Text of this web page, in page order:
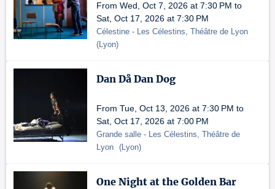
From Wed, Oct 7, 2026 at 7:30 PM to
Sat, Oct 17, 2026 at 7:30 PM
Célestine - Les Célestins, Théâtre de Lyon
(Lyon)
Dan Då Dan Dog
From Tue, Oct 13, 2026 at 7:30 PM to
Sat, Oct 17, 2026 at 7:00 PM
Grande salle - Les Célestins, Théâtre de
Lyon (Lyon)
One Night at the Golden Bar